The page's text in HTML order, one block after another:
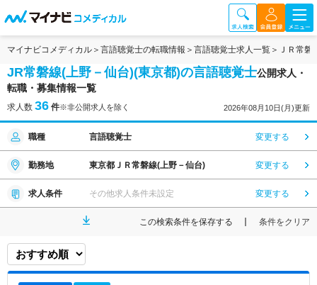
マイナビコメディカル 言語聴覚士の転職情報 言語聴覚士求人一覧 ＪＲ常
JR常磐線(上野－仙台)(東京都)の言語聴覚士公開求人・
転職・募集情報一覧
求人数 36 件※非公開求人を除く 2026年08月10日(月)更新
職種 言語聴覚士 変更する
勤務地 東京都ＪＲ常磐線(上野－仙台) 変更する
求人条件 その他求人条件未設定 変更する
この検索条件を保存する 条件をクリア